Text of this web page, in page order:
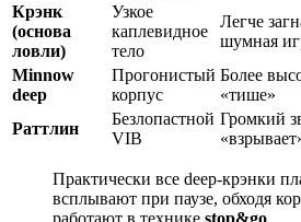
Крэнк
(основа
ловли)
Узкое
каплевидное
тело
Легче
шумная
Minnow
deep
Прогонистый
корпус
Более
«тише»
Раттлин
Безлопастной
VIB
Громкий
Практически все deep‑крэнки
всплывают при паузе, обходя
работают в технике stop&go.